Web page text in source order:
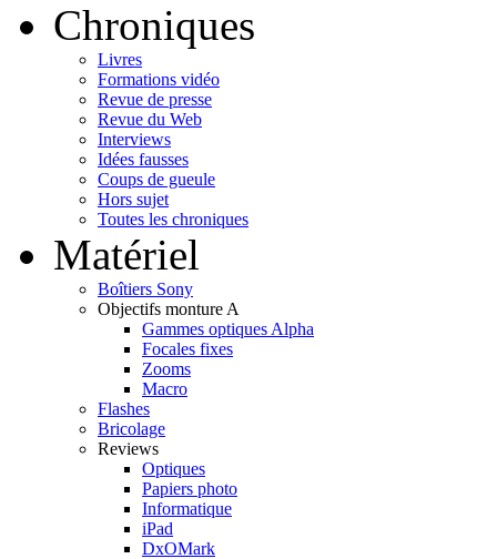
Chroniques
Livres
Formations vidéo
Revue de presse
Revue du Web
Interviews
Idées fausses
Coups de gueule
Hors sujet
Toutes les chroniques
Matériel
Boîtiers Sony
Objectifs monture A
Gammes optiques Alpha
Focales fixes
Zooms
Macro
Flashes
Bricolage
Reviews
Optiques
Papiers photo
Informatique
iPad
DxOMark